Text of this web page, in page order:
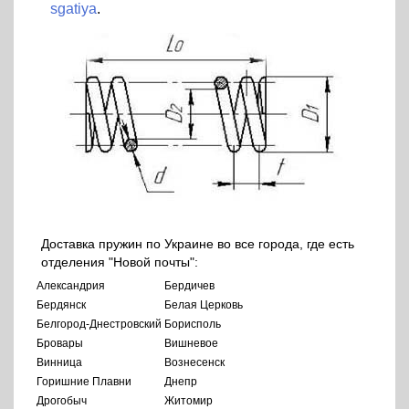
sgatiya.
Доставка пружин по Украине во все города, где есть
отделения "Новой почты":
Александрия
Бердичев
Бердянск
Белая Церковь
Белгород-Днестровский Борисполь
Бровары
Вишневое
Винница
Вознесенск
Горишние Плавни
Днепр
Дрогобыч
Житомир